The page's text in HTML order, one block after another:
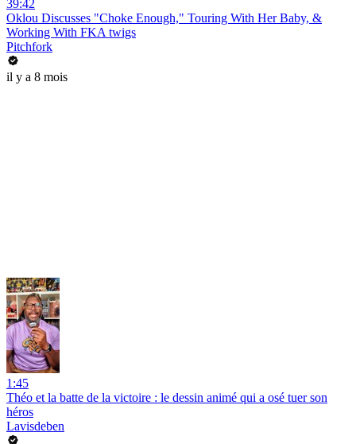
39:42
Oklou Discusses "Choke Enough," Touring With Her Baby, &
Working With FKA twigs
Pitchfork
il y a 8 mois
1:45
Théo et la batte de la victoire : le dessin animé qui a osé tuer son
héros
Lavisdeben